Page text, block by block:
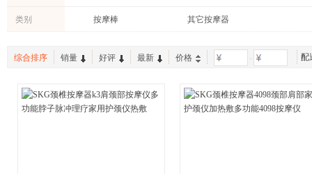
类别 按摩棒 其它按摩器
综合排序 销量 好评 最新 价格 - 配